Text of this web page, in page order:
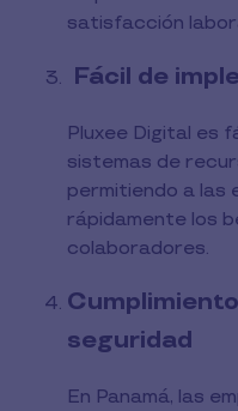
satisfacción
Fácil de
Pluxee Digital es
sistemas de
permitiendo a las
rápidamente los
colaboradores.
seguridad
En Panamá, las